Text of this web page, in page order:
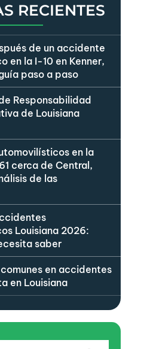
RECIENTES
de un accidente
en la I-10 en Kenner,
paso a paso
Responsabilidad
de Louisiana
en la
cerca de Central,
de las
Louisiana 2026:
saber
en accidentes
en Louisiana